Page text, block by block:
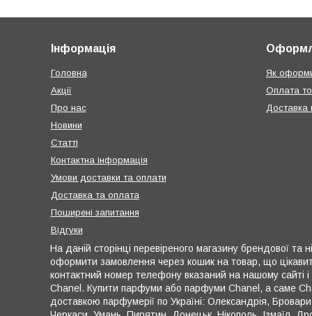
Інформація
Головна
Акції
Про нас
Новини
Статті
Контактна інформація
Умови доставки та оплати
Доставка та оплата
Поширені запитання
Відгуки
Як
Оплата
Доставка
На даній сторінці перевіреного магазину брендової та
оформити замовлення через кошик на товар, що
контактний номер телефону вказаний на нашому сайті
Chanel. Купити парфуми або парфуми Chanel, а саме
доставкою парфумерії по Україні: Олександрія,